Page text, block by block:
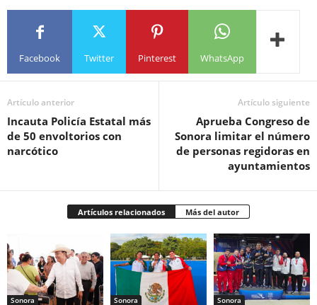
Facebook Twitter Pinterest WhatsApp
Artículo anterior
Incauta Policía Estatal más
de 50 envoltorios con
narcótico
Artículo siguiente
Aprueba Congreso de
Sonora limitar el número
de personas regidoras en
ayuntamientos
Artículos relacionados Más del autor
Sonora Sonora Sonora